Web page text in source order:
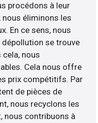
procédons à leur
éliminons les
En ce sens, nous
dépollution se trouve
cela, nous
Cela nous offre
prix compétitifs. Par
de pièces de
nous recyclons les
nous contribuons à